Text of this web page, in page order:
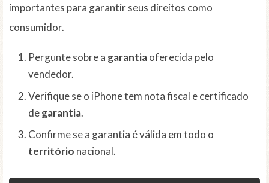
importantes para garantir seus direitos como
consumidor.
Pergunte sobre a garantiaoferecida pelo
vendedor.
Verifique se o iPhone tem nota fiscal e certificado
degarantia.
Confirme se a garantia é válida em todo o
território nacional.